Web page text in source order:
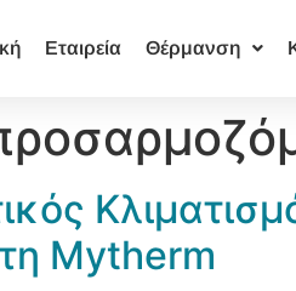
Εταιρεία Θέρμανση
Mytherm